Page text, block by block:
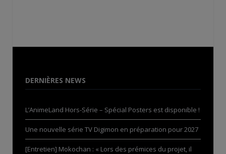
DERNIÈRES NEWS
L’AnimeLand Hors-Série – Spécial Posters est disponible !
Une nouvelle série TV Digimon en préparation pour 2027
[Entretien] Mokochan : « Lors des prémices du projet, il